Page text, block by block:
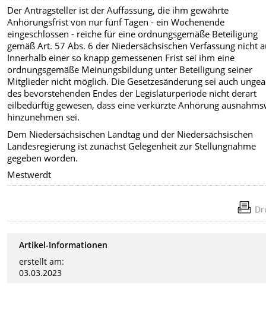
Der Antragsteller ist der Auffassung, die ihm gewährte
Anhörungsfrist von nur fünf Tagen - ein Wochenende
eingeschlossen - reiche für eine ordnungsgemäße Beteiligung
gemäß Art. 57 Abs. 6 der Niedersächsischen Verfassung nicht
Innerhalb einer so knapp gemessenen Frist sei ihm eine
ordnungsgemäße Meinungsbildung unter Beteiligung seiner
Mitglieder nicht möglich. Die Gesetzesänderung sei auch
des bevorstehenden Endes der Legislaturperiode nicht derart
eilbedürftig gewesen, dass eine verkürzte Anhörung
hinzunehmen sei.
Dem Niedersächsischen Landtag und der Niedersächsischen
Landesregierung ist zunächst Gelegenheit zur Stellungnahme
gegeben worden.
Mestwerdt
Artikel-Informationen
erstellt am:
03.03.2023